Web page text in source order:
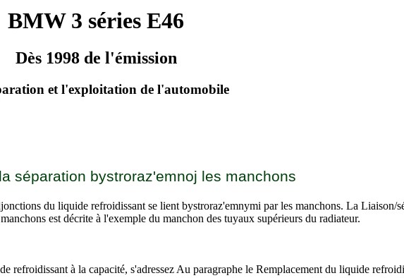
BMW 3 séries E46
Dès 1998 de l'émission
et l'exploitation de l'automobile
séparation bystroraz'emnoj les manchons
du liquide refroidissant se lient bystroraz'emnymi par les manchons. La Liaison/
est décrite à l'exemple du manchon des tuyaux supérieurs du radiateur.
refroidissant à la capacité, s'adressez Au paragraphe le Remplacement du liquide